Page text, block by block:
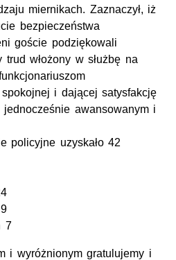
miernikach. Zaznaczył, iż
bezpieczeństwa
goście podziękowali
włożony w służbę na
i dającej satysfakcję
jednocześnie awansowanym i
policyjne uzyskało 42
7
i wyróżnionym gratulujemy i